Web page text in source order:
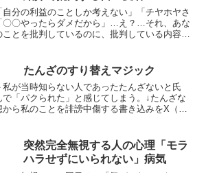
自分の利益のことしか考えない」「チヤホヤさ
〇〇やったらダメだから」…え？…それ、あな
とを批判しているのに、批判している内容は
たんざのすり替えマジック
私が当時知らない人であったたんざないと氏
「パクられた」と感じてしまう。↓たんざな
ら私のことを誹謗中傷する書き込みをX（旧
突然完全無視する人の心理「モラ
ハラせずにいられない」病気